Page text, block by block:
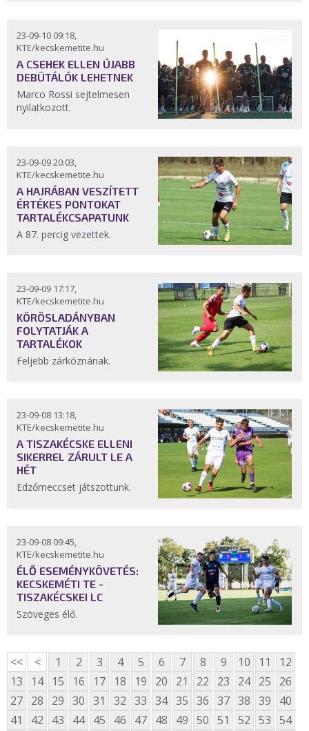
23-09-10 09:18,
KTE/kecskemetite.hu
A CSEHEK ELLEN ÚJABB
DEBÜTÁLÓK LEHETNEK
Marco Rossi sejtelmesen
nyilatkozott.
23-09-09 20:03,
KTE/kecskemetite.hu
A HAJRÁBAN VESZÍTETT
ÉRTÉKES PONTOKAT
TARTALÉKCSAPATUNK
A 87. percig vezettek.
23-09-09 17:17,
KTE/kecskemetite.hu
KÖRÖSLADÁNYBAN
FOLYTATJÁK A
TARTALÉKOK
Feljebb zárkóznának.
23-09-08 13:18,
KTE/kecskemetite.hu
A TISZAKÉCSKE ELLENI
SIKERREL ZÁRULT LE A
HÉT
Edzőmeccset játszottunk.
23-09-08 09:45,
KTE/kecskemetite.hu
ÉLŐ ESEMÉNYKÖVETÉS:
KECSKEMÉTI TE -
TISZAKÉCSKEI LC
Szöveges élő.
<< < 1 2 3 4 5 6 7 8 9 10 11
12
13
14 15 16 17 18 19 20 21 22 23 24 25
26
27 28 29 30 31 32 33 34 35 36 37 38 39
40
41
42 43 44 45 46 47 48 49 50 51 52 53 54